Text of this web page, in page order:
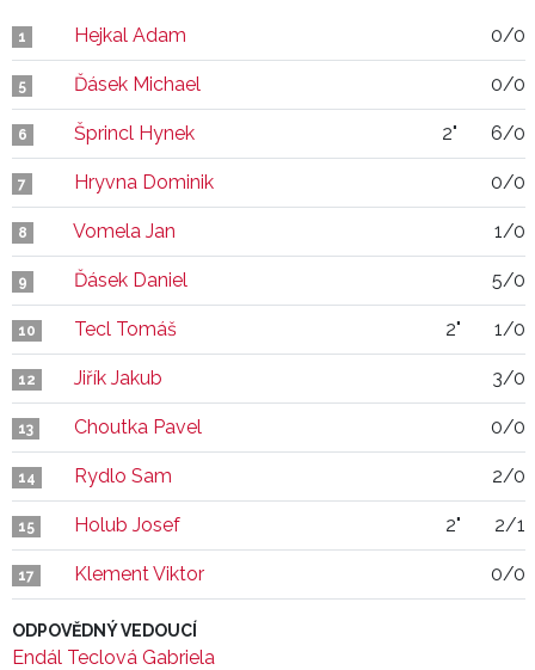
1 Hejkal Adam 0/0
5 Ďásek Michael 0/0
6 Šprincl Hynek 2" 6/0
7 Hryvna Dominik 0/0
8 Vomela Jan 1/0
9 Ďásek Daniel 5/0
10 Tecl Tomáš 2" 1/0
12 Jiřík Jakub 3/0
13 Choutka Pavel 0/0
14 Rydlo Sam 2/0
15 Holub Josef 2" 2/1
17 Klement Viktor 0/0
ODPOVĚDNÝ VEDOUCÍ
Endál Teclová Gabriela